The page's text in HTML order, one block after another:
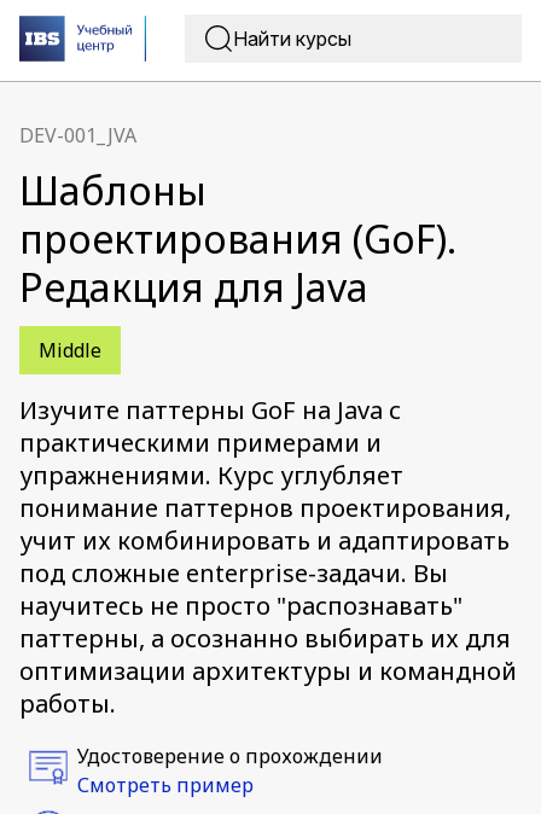
DEV-001_JVA
Шаблоны
проектирования (GoF).
Редакция для Java
Middle
Изучите паттерны GoF на Java с
практическими примерами и
упражнениями. Курс углубляет
понимание паттернов проектирования,
учит их комбинировать и адаптировать
под сложные enterprise-задачи. Вы
научитесь не просто "распознавать"
паттерны, а осознанно выбирать их для
оптимизации архитектуры и командной
работы.
Удостоверение о прохождении
Смотреть пример